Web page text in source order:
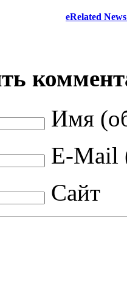
eRelated
Имя
E-Mail
Сайт